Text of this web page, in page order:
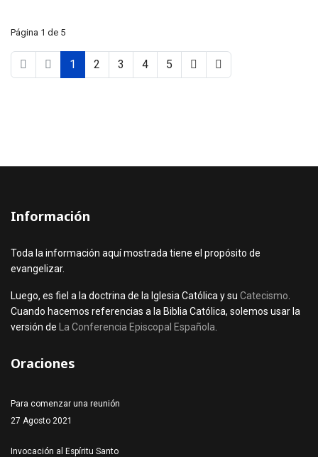
Página 1 de 5
1 2 3 4 5
Información
Toda la información aquí mostrada tiene el propósito de
evangelizar.
Luego, es fiel a la doctrina de la Iglesia Católica y su Catecismo
Cuando hacemos referencias a la Biblia Católica, solemos usar la
versión de
La Conferencia Episcopal Española
Oraciones
Para comenzar una reunión
27 Agosto 2021
Invocación al Espíritu Santo